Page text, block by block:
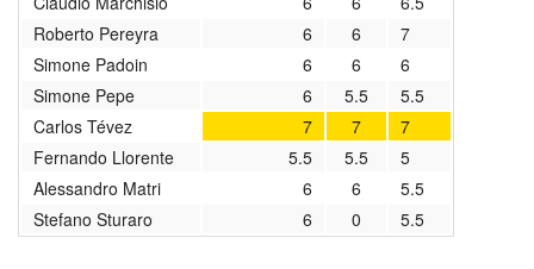
2019/2020
2018/2019
2017/2018
2015/2016
Roberto Pereyra
6 6
7
Simone Padoin
6 6
6
Simone Pepe
6 5.5
5.5
Carlos Tévez
7 7
7
Fernando Llorente
5.5 5.5
5
Alessandro Matri
6 6
5.5
Stefano Sturaro
6 0 5.5